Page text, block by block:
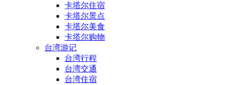
卡塔尔住宿
卡塔尔景点
卡塔尔美食
卡塔尔购物
台湾游记
台湾行程
台湾交通
台湾住宿